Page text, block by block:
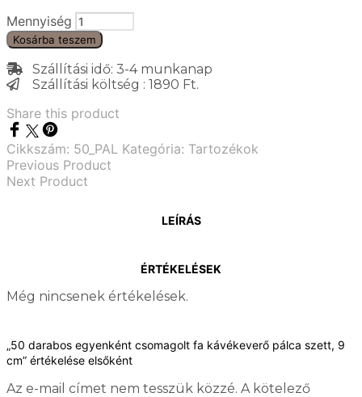
Mennyiség
Kosárba teszem
Szállítási idő: 3-4 munkanap
Szállítási költség : 1890 Ft.
Share this product
Cikkszám: 50_PAL Kategória: Tartozékok
Previous Product
Next Product
LEÍRÁS
ÉRTÉKELÉSEK
Még nincsenek értékelések.
„50 darabos egyenként csomagolt fa kávékeverő pálca szett, 9
cm” értékelése elsőként
Az e-mail címet nem tesszük közzé. A kötelező